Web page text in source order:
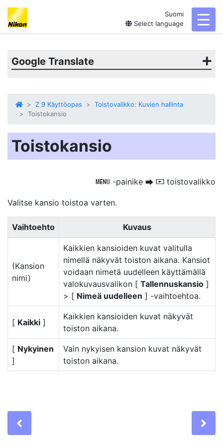
Suomi
Select language
Google Translate
Z 9 Käyttöopas
Toistovalikko: Kuvien hallinta
Toistokansio
Toistokansio
G -painike U D toistovalikko
Valitse kansio toistoa varten.
Vaihtoehto Kuvaus
(Kansion
nimi)
Kaikkien kansioiden kuvat valitulla
nimellä näkyvät toiston aikana. Kansiot
voidaan nimetä uudelleen käyttämällä
valokuvausvalikon [ Tallennuskansio ]
> [ Nimeä uudelleen ] -vaihtoehtoa.
[ Kaikki ]
Kaikkien kansioiden kuvat näkyvät
toiston aikana.
[ Nykyinen
]
Vain nykyisen kansion kuvat näkyvät
toiston aikana.